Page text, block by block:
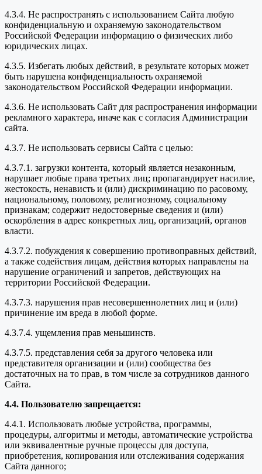
4.3.4. Не распространять с использованием Сайта любую
конфиденциальную и охраняемую законодательством
Российской Федерации информацию о физических либо
юридических лицах.
4.3.5. Избегать любых действий, в результате которых может
быть нарушена конфиденциальность охраняемой
законодательством Российской Федерации информации.
4.3.6. Не использовать Сайт для распространения информации
рекламного характера, иначе как с согласия Администрации
сайта.
4.3.7. Не использовать сервисы Сайта с целью:
4.3.7.1. загрузки контента, который является незаконным,
нарушает любые права третьих лиц; пропагандирует насилие,
жестокость, ненависть и (или) дискриминацию по расовому,
национальному, половому, религиозному, социальному
признакам; содержит недостоверные сведения и (или)
оскорбления в адрес конкретных лиц, организаций, органов
власти.
4.3.7.2. побуждения к совершению противоправных действий,
а также содействия лицам, действия которых направлены на
нарушение ограничений и запретов, действующих на
территории Российской Федерации.
4.3.7.3. нарушения прав несовершеннолетних лиц и (или)
причинение им вреда в любой форме.
4.3.7.4. ущемления прав меньшинств.
4.3.7.5. представления себя за другого человека или
представителя организации и (или) сообщества без
достаточных на то прав, в том числе за сотрудников данного
Сайта.
4.4. Пользователю запрещается:
4.4.1. Использовать любые устройства, программы,
процедуры, алгоритмы и методы, автоматические устройства
или эквивалентные ручные процессы для доступа,
приобретения, копирования или отслеживания содержания
Сайта данного;